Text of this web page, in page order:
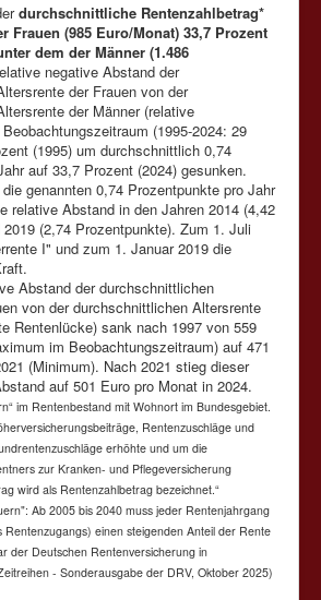
durchschnittliche Rentenzahlbetrag*
Frauen (985 Euro/Monat) 33,7 Prozent
dem der Männer (1.486
negative Abstand der
der Frauen von der
der Männer (relative
(1995-2024: 29
(1995) um durchschnittlich 0,74
auf 33,7 Prozent (2024) gesunken.
genannten 0,74 Prozentpunkte pro Jahr
relative Abstand in den Jahren 2014 (4,42
(2,74 Prozentpunkte). Zum 1. Juli
I" und zum 1. Januar 2019 die
Abstand der durchschnittlichen
von der durchschnittlichen Altersrente
Rentenlücke) sank nach 1997 von 559
im Beobachtungszeitraum) auf 471
(Minimum). Nach 2021 stieg dieser
auf 501 Euro pro Monat in 2024.
im Rentenbestand mit Wohnort im Bundesgebiet.
Rentenzuschläge und
erhöhte und um die
zur Kranken- und Pflegeversicherung
wird als Rentenzahlbetrag bezeichnet.“
Ab 2005 bis 2040 muss jeder Rentenjahrgang
einen steigenden Anteil der Rente
der Deutschen Rentenversicherung in
- Sonderausgabe der DRV, Oktober 2025)